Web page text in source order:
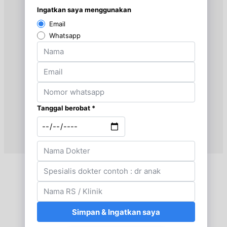
Senin, 24/08/2026
Jam 09:00 - 14:00
Selasa, 25/08/2026
Jam 09:00 - 14:00
Rabu, 26/08/2026
Jam 09:00 - 14:00
Kamis, 27/08/2026
Jam 17:30 - 19:00
Jumat, 28/08/2026
Jam 13:00 - 15:00
Jam 09:00 - 12:00